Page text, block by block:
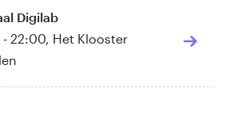
Digilab
22:00, Het Klooster